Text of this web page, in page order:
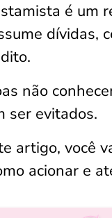
é um
dívidas,
não
ser evitados.
artigo, você
acionar e